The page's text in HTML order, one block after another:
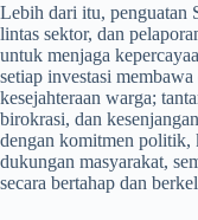
Lebih dari itu, penguatan
lintas sektor, dan
untuk menjaga
setiap investasi
kesejahteraan warga;
birokrasi, dan
dengan komitmen politik,
dukungan masyarakat,
secara bertahap dan